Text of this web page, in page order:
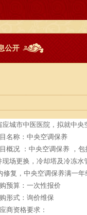
公开
应城市中医医院，拟就中央
名称：中央空调保养
概况 ：中央空调保养 ，
现场更换，冷却塔及冷冻
修复，中央空调保养满一年
预算：一次性报价
形式：询价维保
商资格要求：